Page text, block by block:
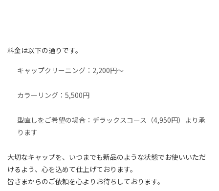
料金は以下の通りです。
キャップクリーニング：2,200円～
カラーリング：5,500円
型直しをご希望の場合：デラックスコース（4,950円）より承
ります
大切なキャップを、いつまでも新品のような状態でお使いいただ
けるよう、心を込めて仕上げております。
皆さまからのご依頼を心よりお待ちしております。